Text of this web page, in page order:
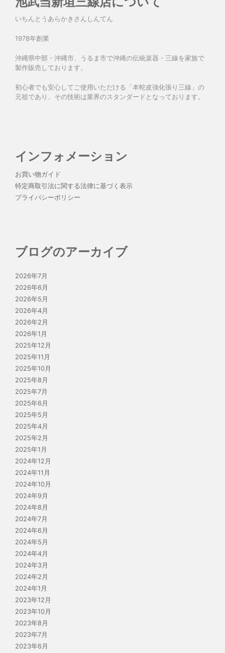
いちんとうあらかきさんしんてん
1978年創業
沖縄県中部・沖縄市、うるま市で沖縄の伝統楽器・三線を家族で
製作販売しております。
初心者でも安心してご使用いただける「本蛇皮強化張り三線」の
元祖であり、その技術は業界のスタンダードとなっております。
インフォメーション
お買い物ガイド
特定商取引法に関する法律に基づく表示
プライバシーポリシー
ブログのアーカイブ
2026年7月
2026年6月
2026年5月
2026年4月
2026年2月
2026年1月
2025年12月
2025年11月
2025年10月
2025年8月
2025年7月
2025年6月
2025年5月
2025年4月
2025年2月
2025年1月
2024年12月
2024年11月
2024年10月
2024年9月
2024年8月
2024年7月
2024年6月
2024年5月
2024年4月
2024年3月
2024年2月
2024年1月
2023年12月
2023年10月
2023年8月
2023年7月
2023年6月